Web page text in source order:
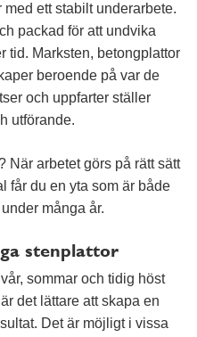
ett stabilt underarbete.
packad för att undvika
tid. Marksten, betongplattor
beroende på var de
och uppfarter ställer
utförande.
När arbetet görs på rätt sätt
får du en yta som är både
många år.
stenplattor
sommar och tidig höst
det lättare att skapa en
Det är möjligt i vissa